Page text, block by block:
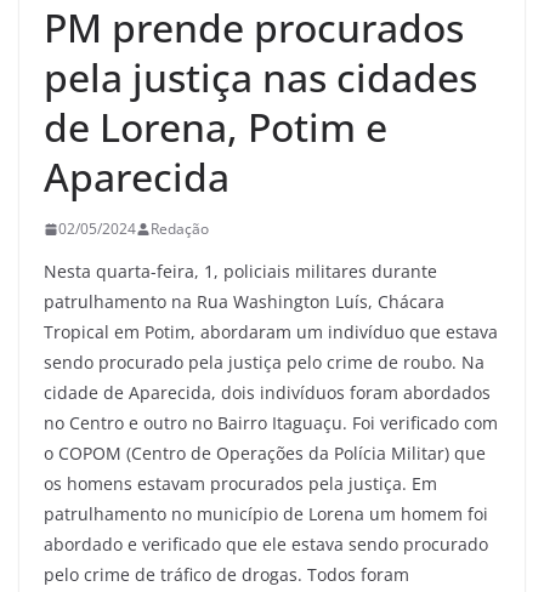
PM prende procurados
pela justiça nas cidades
de Lorena, Potim e
Aparecida
02/05/2024 Redação
Nesta quarta-feira, 1, policiais militares durante
patrulhamento na Rua Washington Luís, Chácara
Tropical em Potim, abordaram um indivíduo que estava
sendo procurado pela justiça pelo crime de roubo. Na
cidade de Aparecida, dois indivíduos foram abordados
no Centro e outro no Bairro Itaguaçu. Foi verificado com
o COPOM (Centro de Operações da Polícia Militar) que
os homens estavam procurados pela justiça. Em
patrulhamento no município de Lorena um homem foi
abordado e verificado que ele estava sendo procurado
pelo crime de tráfico de drogas. Todos foram